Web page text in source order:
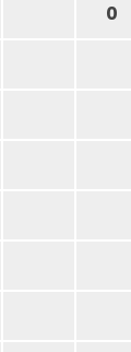
0